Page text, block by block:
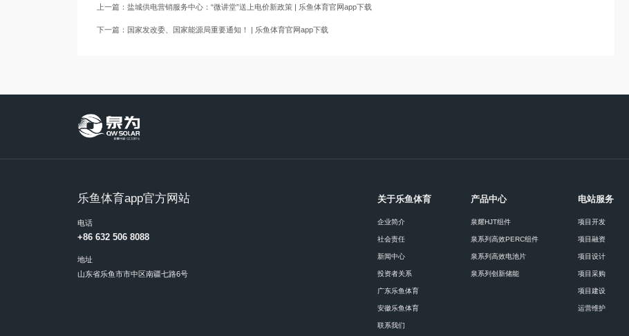
上一篇：盐城供电营销服务中心：“微讲堂”送上电价新政策 | 乐鱼体育官网app下载
下一篇：国家发改委、国家能源局重要通知！ | 乐鱼体育官网app下载
乐鱼体育app官方网站
电话
+86 632 506 8088
地址
山东省乐鱼市市中区南疆七路6号
关于乐鱼体育
企业简介
社会责任
新闻中心
投资者关系
广东乐鱼体育
安徽乐鱼体育
联系我们
产品中心
泉耀HJT组件
泉系列高效PERC组件
泉系列高效电池片
泉系列创新储能
电站服务
项目开发
项目融资
项目设计
项目采购
项目建设
运营维护